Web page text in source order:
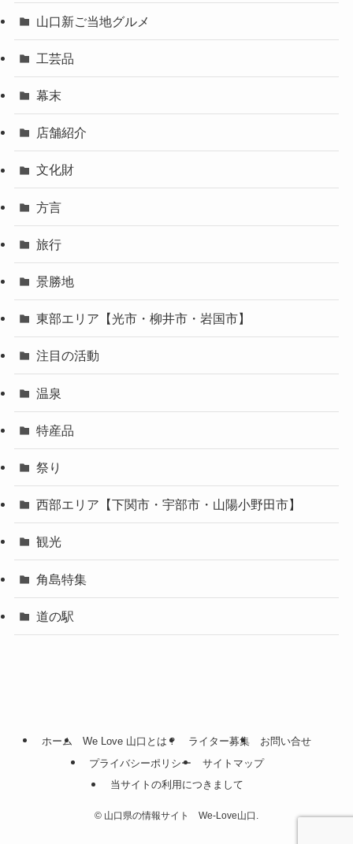
山口新ご当地グルメ
工芸品
幕末
店舗紹介
文化財
方言
旅行
景勝地
東部エリア【光市・柳井市・岩国市】
注目の活動
温泉
特産品
祭り
西部エリア【下関市・宇部市・山陽小野田市】
観光
角島特集
道の駅
ホーム We Love 山口とは？ ライター募集
お問い合せ
プライバシーポリシー
サイトマップ
当サイトの利用につきまして
© 山口県の情報サイト We-Love山口.